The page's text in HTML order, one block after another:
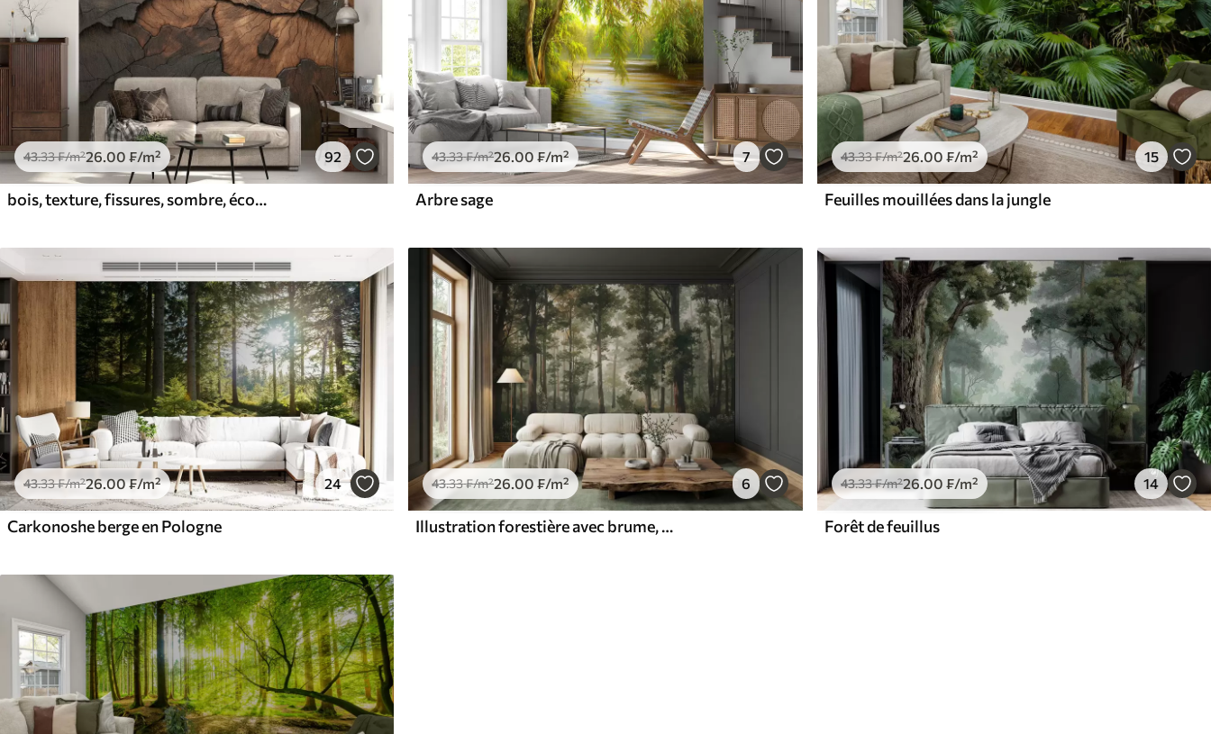
43.33₣/m²26.00 ₣/m² 92
bois, texture, fissures, sombre, écorce, surface
43.33₣/m²26.00 ₣/m² 7
Arbre sage
43.33₣/m²26.00 ₣/m² 15
Feuilles mouillées dans la jungle
43.33₣/m²26.00₣/m² 24
Carkonoshe berge en Pologne
43.33₣/m²26 .00₣/m² 6
Illustration forestière avec brume, grands arbres et sentier
43.33₣/m²26 .00 ₣/m² 14
Forêt de feuillus